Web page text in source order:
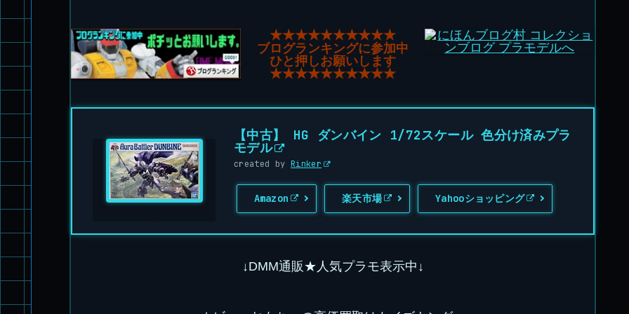
★★★★★★★★★★
ブログランキングに参加中
ひと押しお願いします
★★★★★★★★★★
【中古】 HG ダンバイン 1/72スケール 色分け済みプラ
モデル
created by Rinker
Amazon 楽天市場 Yahooショッピング
↓DMM通販★人気プラモ表示中↓